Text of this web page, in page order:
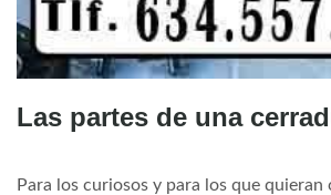
Las partes de una
Para los curiosos y para los que quieran